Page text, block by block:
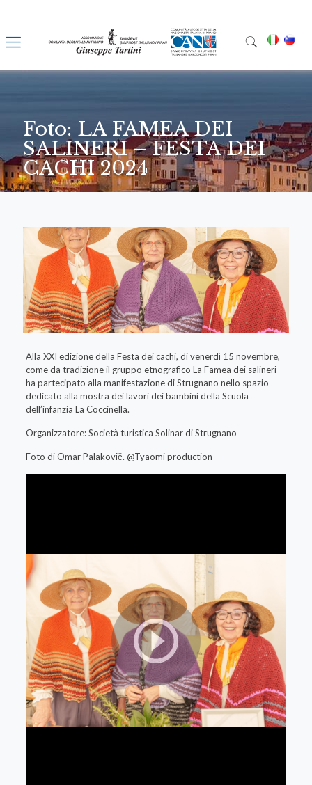
Foto: LA FAMEA DEI
SALINERI – FESTA DEI
CACHI 2024
Alla XXI edizione della Festa dei cachi, di venerdì 15 novembre,
come da tradizione il gruppo etnografico La Famea dei salineri
ha partecipato alla manifestazione di Strugnano nello spazio
dedicato alla mostra dei lavori dei bambini della Scuola
dell’infanzia La Coccinella.
Organizzatore: Società turistica Solinar di Strugnano
Foto di Omar Palakovič. @Tyaomi production